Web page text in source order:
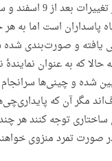
تازه اگرچه به خاطر
پاسداران است اما به
و صورت‌بندی شده
که به عنوان نمایندۀ
شده و چینی‌ها
مگر آن که
ساختاری توجه کنند هر
صورت تمرد منزوی